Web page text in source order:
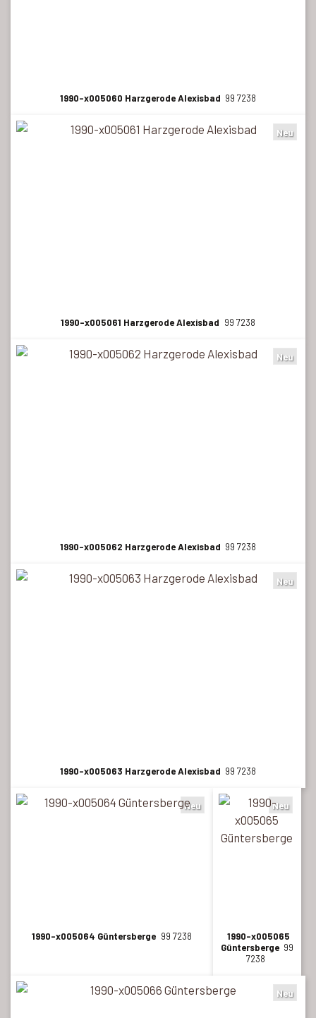
1990-x005060 Harzgerode Alexisbad 99 7238
Neu
1990-x005061 Harzgerode Alexisbad 99 7238
Neu
1990-x005062 Harzgerode Alexisbad 99 7238
Neu
1990-x005063 Harzgerode Alexisbad 99 7238
Neu
1990-x005064 Güntersberge 99 7238
Neu
1990-x005065
Güntersberge 99
7238
Neu